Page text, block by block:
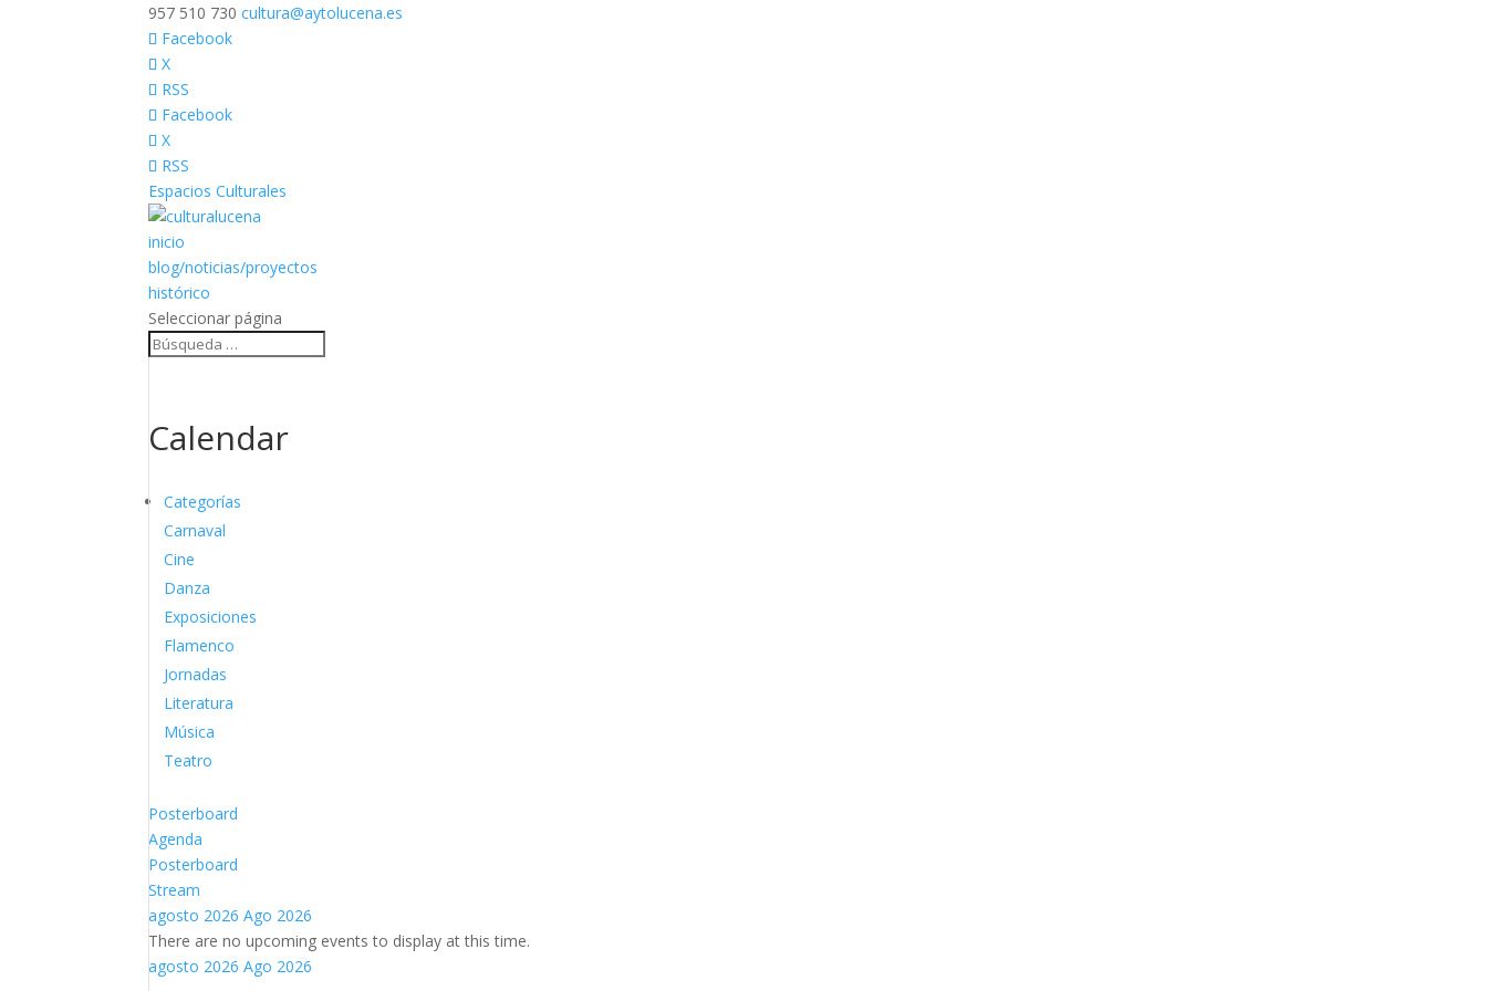
957 510 730 cultura@aytolucena.es
Facebook
X
RSS
Facebook
X
RSS
Espacios Culturales
inicio
blog/noticias/proyectos
histórico
Seleccionar página
Calendar
Categorías
Carnaval
Cine
Danza
Exposiciones
Flamenco
Jornadas
Literatura
Música
Teatro
Posterboard
Agenda
Posterboard
Stream
agosto 2026 Ago 2026
There are no upcoming events to display at this time.
agosto 2026 Ago 2026